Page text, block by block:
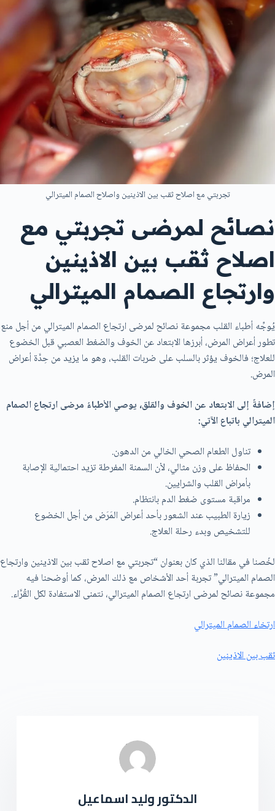
تجربتي مع اصلاح ثقب بين الاذينين واصلاح الصمام الميترالي
نصائح لمرضى تجربتي مع
اصلاح ثقب بين الاذينين
وارتجاع الصمام الميترالي
يُوجِّه أطباء القلب مجموعة نصائح لمرضى ارتجاع الصمام الميترالي من أجل منع
تطور أعراض المرض، أبرزها الابتعاد عن الخوف والضغط العصبي قبل الخضوع
للعلاج؛ فالخوف يؤثر بالسلب على ضربات القلب، وهو ما يزيد من حِدَّة أعراض
المرض.
إضافةً إلى الابتعاد عن الخوف والقلق، يوصي الأطباءُ مرضى ارتجاع الصمام
الميترالي باتباع الآتي:
تناول الطعام الصحي الخالي من الدهون.
الحفاظ على وزن مثالي، لأن السمنة المفرطة تزيد احتمالية الإصابة
بأمراض القلب والشرايين.
مراقبة مستوى ضغط الدم بانتظام.
زيارة الطبيب عند الشعور بأحد أعراض المَرَض من أجل الخضوع
للتشخيص وبدء رحلة العلاج.
لخّصنا في مقالنا الذي كان بعنوان “تجربتي مع اصلاح ثقب بين الاذينين وارتجاع
الصمام الميترالي” تجربة أحد الأشخاص مع ذلك المرض، كما أوضحنا فيه
مجموعة نصائح لمرضى ارتجاع الصمام الميترالي، نتمنى الاستفادة لكل القُرَّاء.
ارتخاء الصمام الميترالي
ثقب بين الاذينين
الدكتور وليد اسماعيل